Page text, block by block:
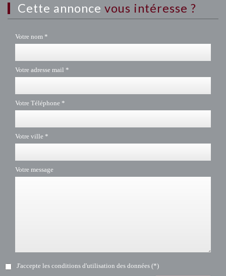
cette annonce vous intéresse ?
Votre nom *
Votre adresse mail *
Votre Téléphone *
Votre ville *
Votre message
J'accepte les conditions d'utilisation des données (*)